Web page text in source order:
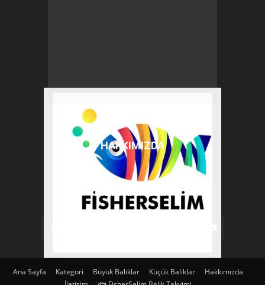
HAKKIMIZDA
BIZI TAKIP EDIN
Ana Sayfa Kategori Büyük Balıklar Küçük Balıklar
Hakkımızda